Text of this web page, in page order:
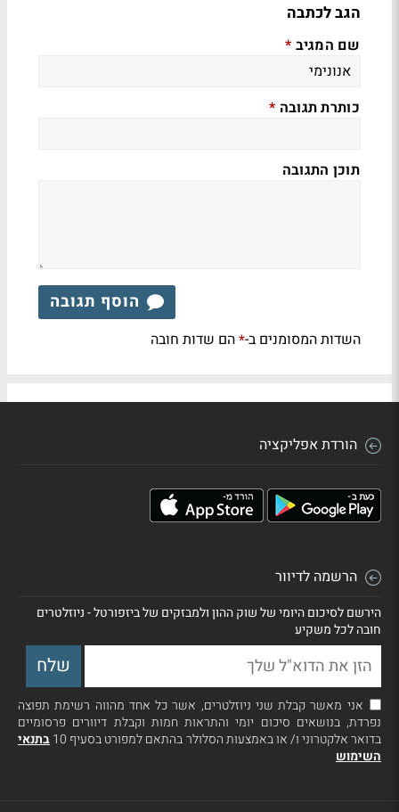
הגב לכתבה
שם המגיב *
כותרת תגובה *
תוכן התגובה
הוסף תגובה
השדות המסומנים ב-*הם שדות חובה
הורדת אפליקציה
הרשמה לדיוור
הירשם לסיכום היומי של שוק ההון ולמבזקים של ביזפורטל - ניוזלטרים
חובה לכל משקיע
אני מאשר קבלת שני ניוזלטרים, אשר כל אחד מהווה רשימת תפוצה
נפרדת, בנושאים סיכום יומי והתראות חמות וקבלת דיוורים פרסומיים
בדואר אלקטרוני ו/ או באמצעות הסלולר בהתאם למפורט בסעיף 10
בתנאי
השימוש